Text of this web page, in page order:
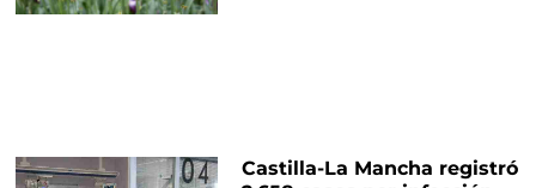
Castilla-La Mancha registró